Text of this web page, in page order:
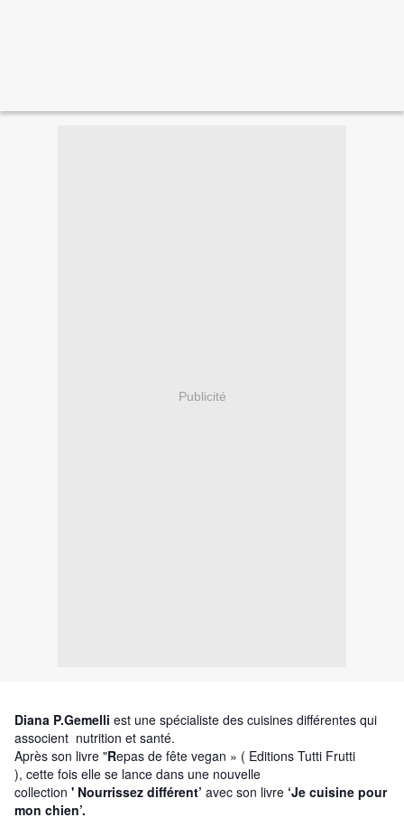
Publicité
Diana P.Gemelli est une spécialiste des cuisines différentes qui
associent nutrition et santé.
Après son livre "Repas de fête vegan » ( Editions Tutti Frutti
), cette fois elle se lance dans une nouvelle
collection ' Nourrissez différent’ avec son livre ‘Je cuisine pour
mon chien’.